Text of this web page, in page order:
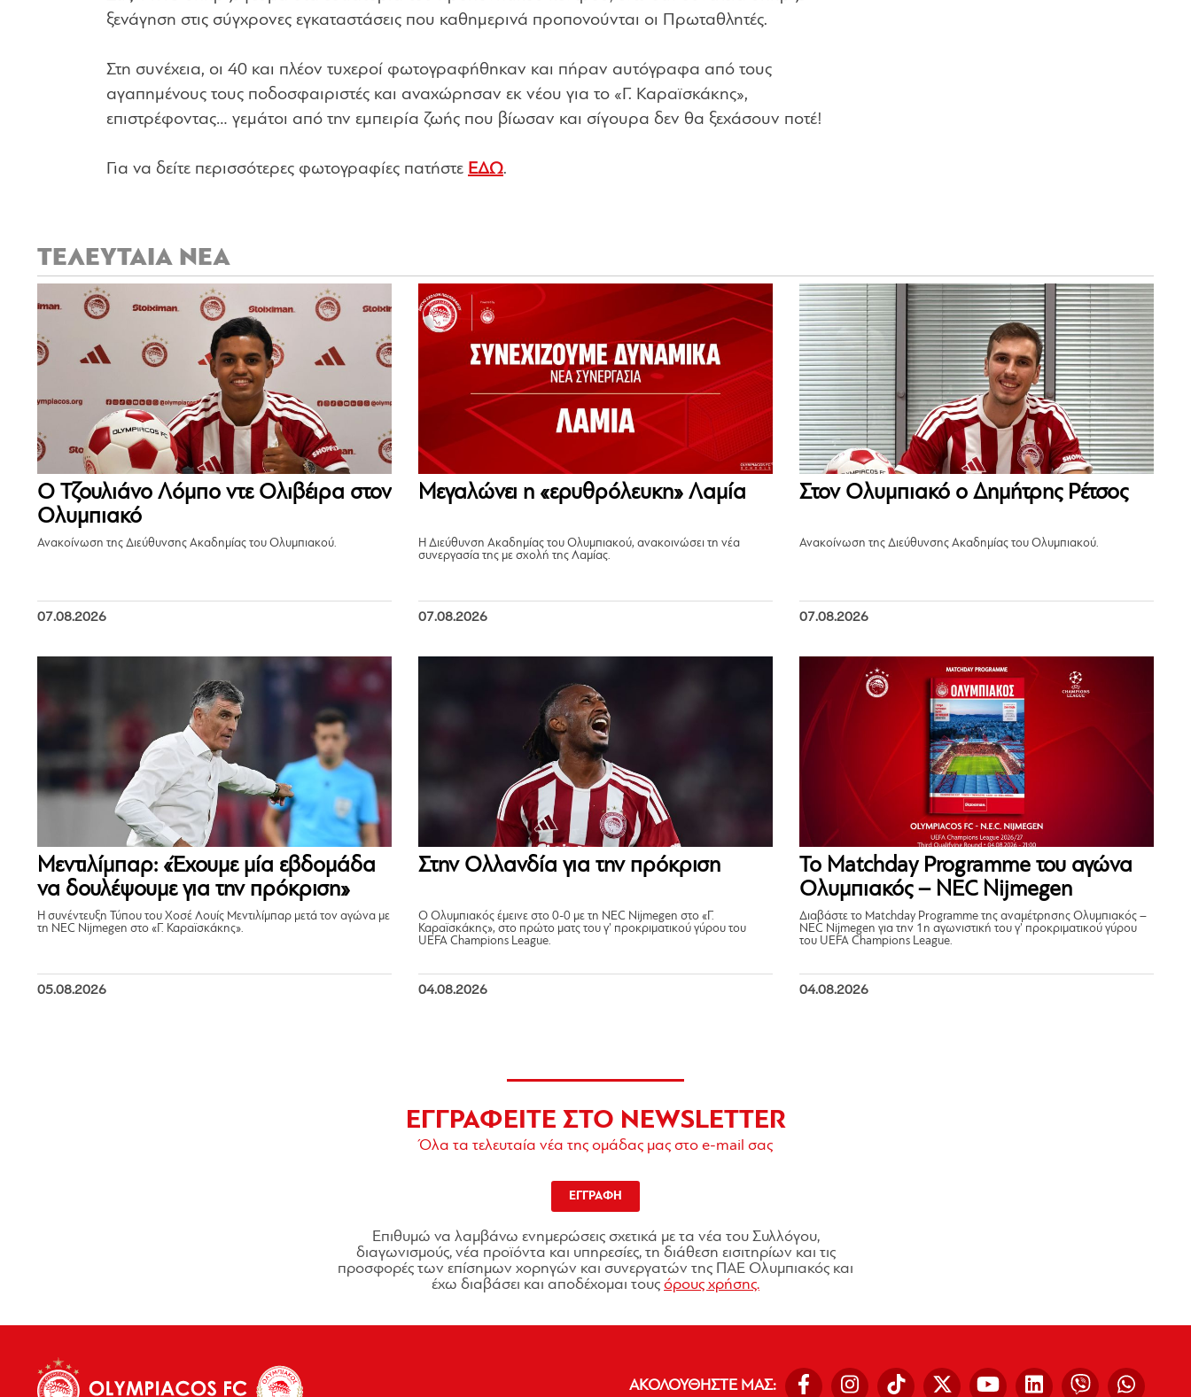
ξενάγηση στις σύγχρονες εγκαταστάσεις που καθημερινά προπονούνται οι Πρωταθλητές.
Στη συνέχεια, οι 40 και πλέον τυχεροί φωτογραφήθηκαν και πήραν αυτόγραφα από τους
αγαπημένους τους ποδοσφαιριστές και αναχώρησαν εκ νέου για το «Γ. Καραϊσκάκης»,
επιστρέφοντας… γεμάτοι από την εμπειρία ζωής που βίωσαν και σίγουρα δεν θα ξεχάσουν ποτέ!
Για να δείτε περισσότερες φωτογραφίες πατήστε ΕΔΩ.
ΤΕΛΕΥΤΑΙΑ ΝΕΑ
Ο Τζουλιάνο Λόμπο ντε Ολιβέιρα στον
Ολυμπιακό
Ανακοίνωση της Διεύθυνσης Ακαδημίας του Ολυμπιακού.
07.08.2026
Μεγαλώνει η «ερυθρόλευκη» Λαμία
Η Διεύθυνση Ακαδημίας του Ολυμπιακού, ανακοινώσει τη νέα
συνεργασία της με σχολή της Λαμίας.
07.08.2026
Στον Ολυμπιακό ο Δημήτρης Ρέτσος
Ανακοίνωση της Διεύθυνσης Ακαδημίας του Ολυμπιακού.
07.08.2026
Μεντιλίμπαρ: «Έχουμε μία εβδομάδα
να δουλέψουμε για την πρόκριση»
Η συνέντευξη Τύπου του Χοσέ Λουίς Μεντιλίμπαρ μετά τον αγώνα με
τη NEC Nijmegen στο «Γ. Καραϊσκάκης».
05.08.2026
Στην Ολλανδία για την πρόκριση
Ο Ολυμπιακός έμεινε στο 0-0 με τη NEC Nijmegen στο «Γ.
Καραϊσκάκης», στο πρώτο ματς του γ’ προκριματικού γύρου του
UEFA Champions League.
04.08.2026
Το Matchday Programme του αγώνα
Ολυμπιακός – NEC Nijmegen
Διαβάστε το Matchday Programme της αναμέτρησης Ολυμπιακός –
NEC Nijmegen για την 1η αγωνιστική του γ’ προκριματικού γύρου
του UEFA Champions League.
04.08.2026
ΕΓΓΡΑΦΕΙΤΕ ΣΤΟ NEWSLETTER
Όλα τα τελευταία νέα της ομάδας μας στο e-mail σας
ΕΓΓΡΑΦΗ
Επιθυμώ να λαμβάνω ενημερώσεις σχετικά με τα νέα του Συλλόγου,
διαγωνισμούς, νέα προϊόντα και υπηρεσίες, τη διάθεση εισιτηρίων και τις
προσφορές των επίσημων χορηγών και συνεργατών της ΠΑΕ Ολυμπιακός και
έχω διαβάσει και αποδέχομαι τους όρους χρήσης.
ΑΚΟΛΟΥΘΗΣΤΕ ΜΑΣ: